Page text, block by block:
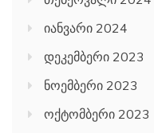
იანვარი 2024
დეკემბერი 2023
ნოემბერი 2023
ოქტომბერი 2023